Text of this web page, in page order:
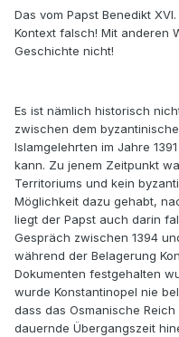
Das vom Papst Benedikt
Kontext falsch! Mit anderen
Geschichte nicht!
Es ist nämlich historisch
zwischen dem
Islamgelehrten im Jahre
kann. Zu jenem Zeitpunkt
Territoriums und kein
Möglichkeit dazu gehabt,
liegt der Papst auch darin
Gespräch zwischen 1394
während der Belagerung
Dokumenten festgehalten
wurde Konstantinopel nie
dass das Osmanische Reich
dauernde Übergangszeit